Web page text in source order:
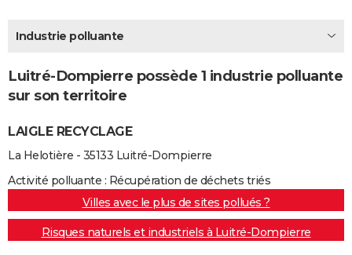
BONS PLANS
Dictionnaire
Biographies
Citations
Expressions
Proverbes
PROGRAMME TV
COPAINS D'AVANT
S'inscrire
Se connecter
Lycées
Collèges
Primaires
Universités
Entreprises
Service militaire
Avis de recherche
AVIS DE DÉCÈS
Industrie polluante
Luitré-Dompierre possède 1 industrie polluante
sur son territoire
LAIGLE RECYCLAGE
La Helotière - 35133 Luitré-Dompierre
Activité polluante : Récupération de déchets triés
Villes avec le plus de sites pollués ?
Risques naturels et industriels à Luitré-Dompierre